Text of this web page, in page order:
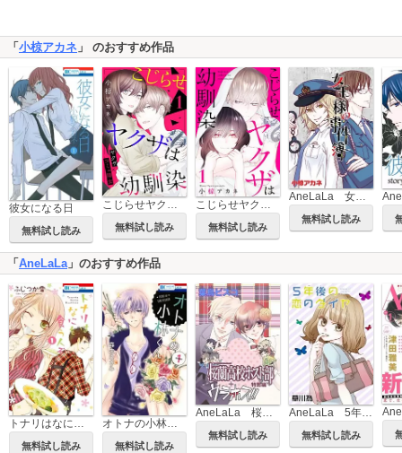
「 小椋アカネ 」 のおすすめ作品
彼女になる日
無料試し読み
こじらせヤクザは幼馴染 ［comic tint］ 分冊版
無料試し読み
こじらせヤクザは幼馴染
無料試し読み
AneLaLa 女王様の事件簿
無料試し読み
「 AneLaLa 」のおすすめ作品
トナリはなにを食う人ぞ
無料試し読み
オトナの小林くん
無料試し読み
無料試し読み 無料試し読み